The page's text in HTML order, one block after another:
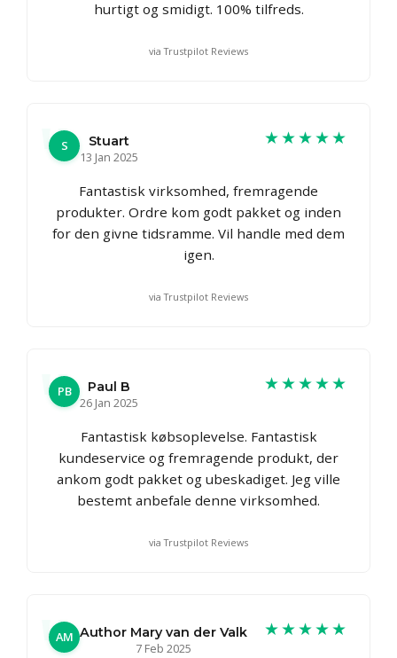
hurtigt og smidigt. 100% tilfreds.
via Trustpilot Reviews
S
Stuart
13 Jan 2025
★★★★★
Fantastisk virksomhed, fremragende
produkter. Ordre kom godt pakket og inden
for den givne tidsramme. Vil handle med dem
igen.
via Trustpilot Reviews
PB
Paul B
26 Jan 2025
★★★★★
Fantastisk købsoplevelse. Fantastisk
kundeservice og fremragende produkt, der
ankom godt pakket og ubeskadiget. Jeg ville
bestemt anbefale denne virksomhed.
via Trustpilot Reviews
AM Author Mary van der Valk
7 Feb 2025
★★★★★